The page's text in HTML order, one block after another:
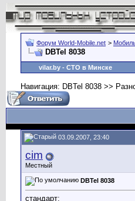
Форум World-Mobile.net >
DBTel 8038
vilar.by - СТО в Минске
Навигация: DBTel 8038 >>
03.09.2007, 23:40
cim
Местный
DBTel 8038
стандарт: